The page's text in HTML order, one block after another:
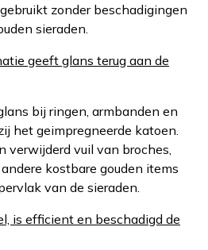
zonder beschadigingen
sieraden.
geeft glans terug aan de
bij ringen, armbanden en
het geimpregneerde katoen.
verwijderd vuil van broches,
kostbare gouden items
van de sieraden.
is efficient en beschadigd de